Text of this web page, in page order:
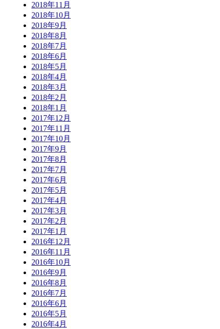
2018年11月
2018年10月
2018年9月
2018年8月
2018年7月
2018年6月
2018年5月
2018年4月
2018年3月
2018年2月
2018年1月
2017年12月
2017年11月
2017年10月
2017年9月
2017年8月
2017年7月
2017年6月
2017年5月
2017年4月
2017年3月
2017年2月
2017年1月
2016年12月
2016年11月
2016年10月
2016年9月
2016年8月
2016年7月
2016年6月
2016年5月
2016年4月